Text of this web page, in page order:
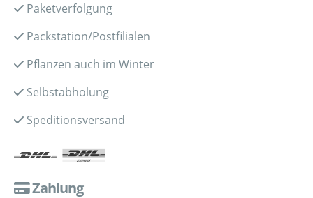
Paketverfolgung
Packstation/Postfilialen
Pflanzen auch im Winter
Selbstabholung
Speditionsversand
Zahlung